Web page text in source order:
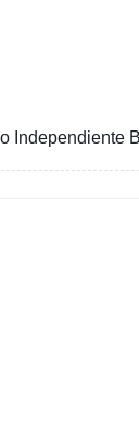
Independiente